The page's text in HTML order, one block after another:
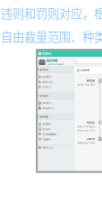
违则和罚则对应，
自由裁量范围、种